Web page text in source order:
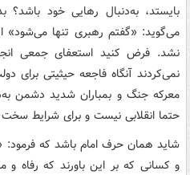
بایستد، به‌دنبال رهایی خود باشد؟
می‌گوید: «گفتم رهبری تنها می‌شود»
نشد. فرض کنید استعفای ‌جمعی
نمی‌کردند آنگاه فاجعه حیثیتی برای
معرکه جنگ و بمباران شدید دشمن
حتما انقلابی نیست و برای شرایط
شاید همان حرف امام باشد که فرمود:
و کسانی که بر این باورند که رفاه